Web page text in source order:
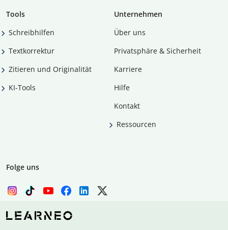
Tools
Schreibhilfen
Textkorrektur
Zitieren und Originalität
KI-Tools
Unternehmen
Über uns
Privatsphäre & Sicherheit
Karriere
Hilfe
Kontakt
Ressourcen
Folge uns